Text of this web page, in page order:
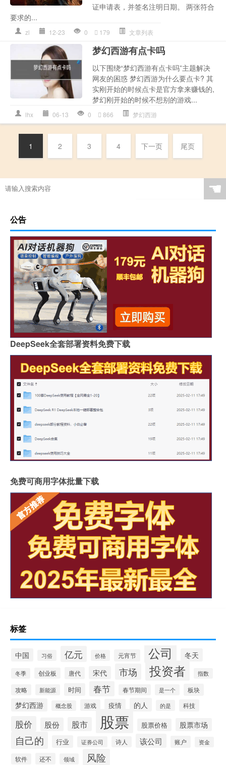
证申请表，并签名注明日期。 两张符合
要求的...
zl 12-23 0 179 文章列表
梦幻西游有点卡吗
以下围绕“梦幻西游有点卡吗”主题解决
网友的困惑 梦幻西游为什么要点卡? 其
实刚开始的时候点卡是官方拿来赚钱的,
梦幻刚开始的时候不想别的游戏...
lhx 06-13 0 866 梦幻西游
1 2 3 4 下一页 尾页
☚
公告
DeepSeek全套部署资料免费下载
免费可商用字体批量下载
标签
中国 习俗 亿元 价格 元宵节 公司 冬天
冬季 创业板 唐代 宋代 市场 投资者 指数
攻略 新能源 时间 春节 春节期间 是一个 板块
梦幻西游 概念股 游戏 疫情 的人 的是 科技
股价 股份 股市 股票 股票价格 股票市场
自己的 行业 证券公司 诗人 该公司 账户 资金
软件 还不 领域 风险